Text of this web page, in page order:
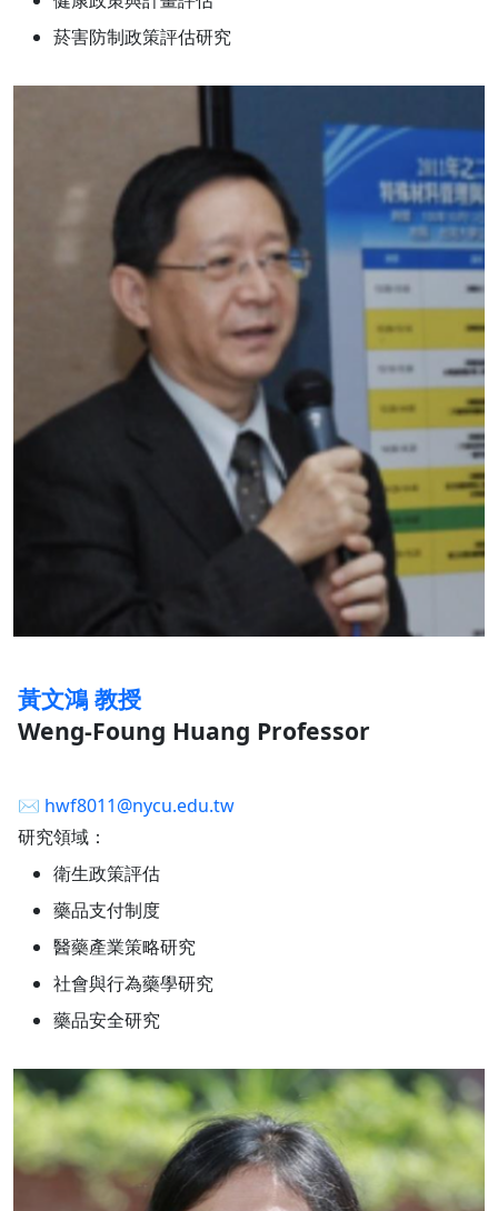
菸害防制政策評估研究
黃文鴻 教授
Weng-Foung Huang Professor
✉︎ hwf8011@nycu.edu.tw
研究領域：
衛生政策評估
藥品支付制度
醫藥產業策略研究
社會與行為藥學研究
藥品安全研究